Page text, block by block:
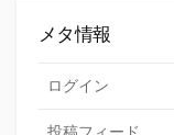
メタ情報
ログイン